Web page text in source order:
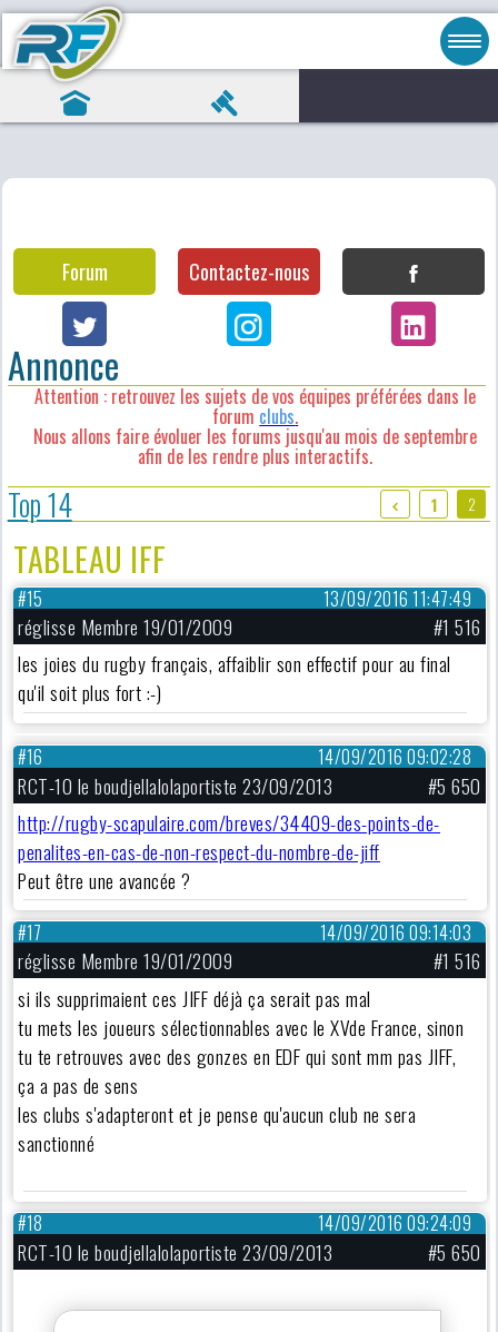
Forum Contactez-nous
Annonce
Attention : retrouvez les sujets de vos équipes préférées dans le
forum clubs.
Nous allons faire évoluer les forums jusqu'au mois de septembre
afin de les rendre plus interactifs.
Top 14 1 2
TABLEAU IFF
13/09/2016 11:47:49
#15
réglisse Membre 19/01/2009
#1 516
les joies du rugby français, affaiblir son effectif pour au final
qu'il soit plus fort :-)
14/09/2016 09:02:28
#16
RCT-10 le boudjellalolaportiste 23/09/2013
#5 650
http://rugby-scapulaire.com/breves/34409-des-points-de-
penalites-en-cas-de-non-respect-du-nombre-de-jiff
Peut être une avancée ?
14/09/2016 09:14:03
#17
réglisse Membre 19/01/2009
#1 516
si ils supprimaient ces JIFF déjà ça serait pas mal
tu mets les joueurs sélectionnables avec le XVde France, sinon
tu te retrouves avec des gonzes en EDF qui sont mm pas JIFF,
ça a pas de sens
les clubs s'adapteront et je pense qu'aucun club ne sera
sanctionné
14/09/2016 09:24:09
#18
RCT-10 le boudjellalolaportiste 23/09/2013 #5 650